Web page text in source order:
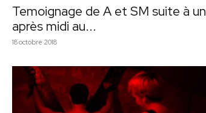
Temoignage de A et SM suite à un
après midi au...
18 octobre 2018